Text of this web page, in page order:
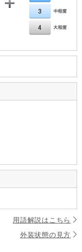
用語解説はこちら
外装状態の見方